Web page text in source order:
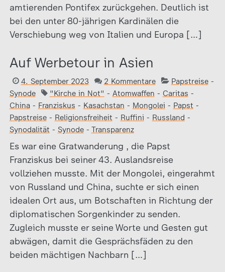
amtierenden Pontifex zurückgehen. Deutlich ist
bei den unter 80-jährigen Kardinälen die
Verschiebung weg von Italien und Europa […]
Auf Werbetour in Asien
4. September 2023 2 Kommentare Papstreise-
Synode
"Kirche in Not" - Atomwaffen - Caritas -
China- Franziskus - Kasachstan - Mongolei - Papst -
Papstreise- Religionsfreiheit - Ruffini - Russland -
Synodalität - Synode- Transparenz
Es war eine Gratwanderung , die Papst
Franziskus bei seiner 43. Auslandsreise
vollziehen musste. Mit der Mongolei, eingerahmt
von Russland und China, suchte er sich einen
idealen Ort aus, um Botschaften in Richtung der
diplomatischen Sorgenkinder zu senden.
Zugleich musste er seine Worte und Gesten gut
abwägen, damit die Gesprächsfäden zu den
beiden mächtigen Nachbarn […]